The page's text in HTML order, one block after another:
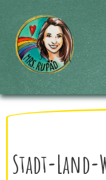
Zum
Inhalt
springen
Stadt-Land-